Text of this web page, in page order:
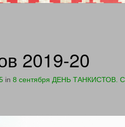
2019-20
in 8 сентября ДЕНЬ ТАНКИСТОВ. С